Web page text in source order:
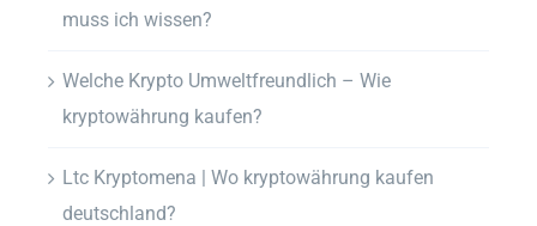
muss ich wissen?
Welche Krypto Umweltfreundlich – Wie
kryptowährung kaufen?
Ltc Kryptomena | Wo kryptowährung kaufen
deutschland?